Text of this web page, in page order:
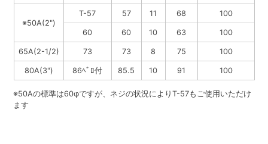
※50A(2")
T-57 57 11 68 100
60 60 10 63 100
65A(2-1/2) 73 73 8 75 100
80A(3") 86ﾍﾞﾛ付 85.5 10 91 100
※50Aの標準は60φですが、ネジの状況によりT-57もご使用いただけ
ます